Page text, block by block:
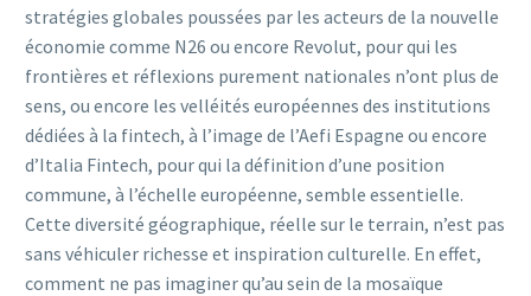
stratégies globales poussées par les acteurs de la nouvelle
économie comme N26 ou encore Revolut, pour qui les
frontières et réflexions purement nationales n’ont plus de
sens, ou encore les velléités européennes des institutions
dédiées à la fintech, à l’image de l’Aefi Espagne ou encore
d’Italia Fintech, pour qui la définition d’une position
commune, à l’échelle européenne, semble essentielle.
Cette diversité géographique, réelle sur le terrain, n’est pas
sans véhiculer richesse et inspiration culturelle. En effet,
comment ne pas imaginer qu’au sein de la mosaïque